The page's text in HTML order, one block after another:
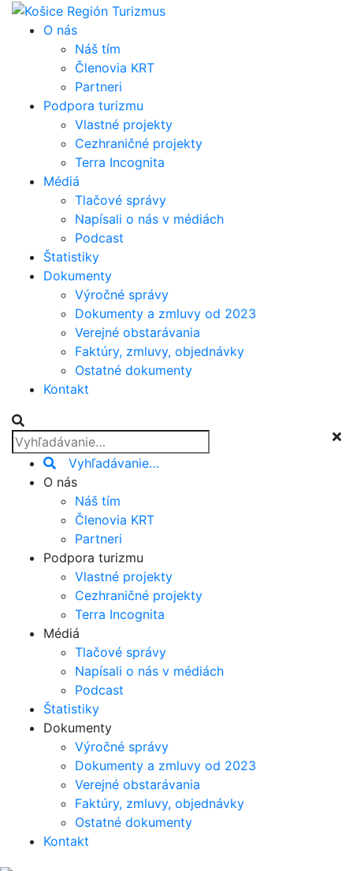
Skip
O nás
Náš tím
Členovia KRT
Partneri
Podpora turizmu
Vlastné projekty
Cezhraničné projekty
Terra Incognita
Médiá
Tlačové správy
Napísali o nás v médiách
Podcast
Štatistiky
Dokumenty
Výročné správy
Dokumenty a zmluvy od 2023
Verejné obstarávania
Faktúry, zmluvy, objednávky
Ostatné dokumenty
Kontakt
Vyhľadávanie…
O nás
Náš tím
Členovia KRT
Partneri
Podpora turizmu
Vlastné projekty
Cezhraničné projekty
Terra Incognita
Médiá
Tlačové správy
Napísali o nás v médiách
Podcast
Štatistiky
Dokumenty
Výročné správy
Dokumenty a zmluvy od 2023
Verejné obstarávania
Faktúry, zmluvy, objednávky
Ostatné dokumenty
Kontakt